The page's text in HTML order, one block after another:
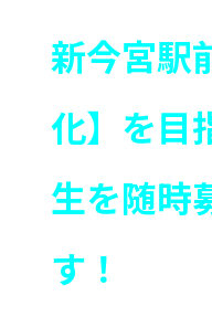
新今宮駅
化】を目
生を随時
す！